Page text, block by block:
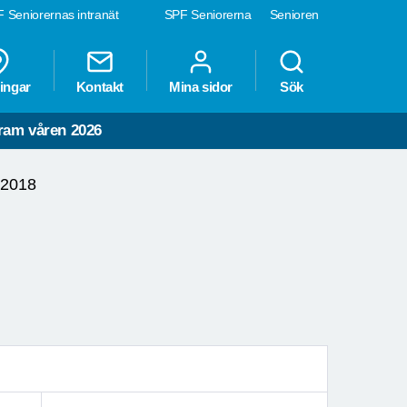
SPF Seniorerna Senioren
Seniorernas intranät
Kontakt Mina sidor Sök
våren 2026